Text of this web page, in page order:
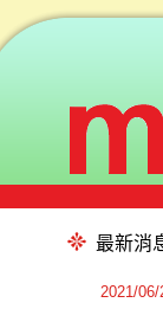
最新消
2021/06/